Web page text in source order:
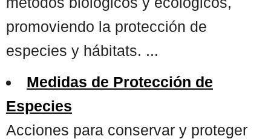
promoviendo la protección de
especies y hábitats. ...
Medidas de Protección de
Especies
Acciones para conservar y proteger